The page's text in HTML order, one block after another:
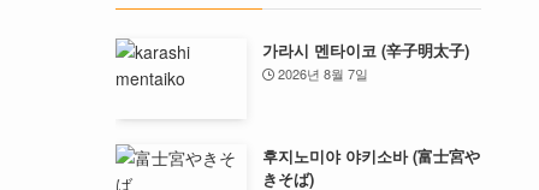
가라시 멘타이코 (辛子明太子)
2026년 8월 7일
후지노미야 야키소바 (富士宮や
きそば)